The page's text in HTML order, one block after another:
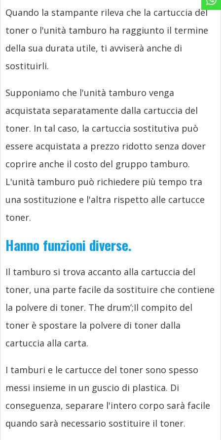
Quando la stampante rileva che la cartuccia del
toner o l'unità tamburo ha raggiunto il termine
della sua durata utile, ti avviserà anche di
sostituirli.
Supponiamo che l'unità tamburo venga
acquistata separatamente dalla cartuccia del
toner. In tal caso, la cartuccia sostitutiva può
essere acquistata a prezzo ridotto senza dover
coprire anche il costo del gruppo tamburo.
L'unità tamburo può richiedere più tempo tra
una sostituzione e l'altra rispetto alle cartucce
toner.
Hanno funzioni diverse.
Il tamburo si trova accanto alla cartuccia del
toner, una parte facile da sostituire che contiene
la polvere di toner. The drum’;Il compito del
toner è spostare la polvere di toner dalla
cartuccia alla carta.
I tamburi e le cartucce del toner sono spesso
messi insieme in un guscio di plastica. Di
conseguenza, separare l'intero corpo sarà facile
quando sarà necessario sostituire il toner.